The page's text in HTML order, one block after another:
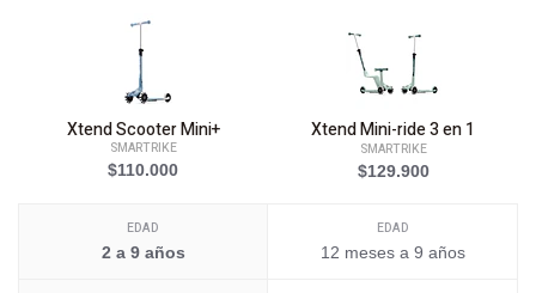
Xtend Scooter Mini+
SMARTRIKE
$110.000
EDAD
2 a 9 años
Xtend Mini-ride 3 en 1
SMARTRIKE
$129.900
EDAD
12 meses a 9 años